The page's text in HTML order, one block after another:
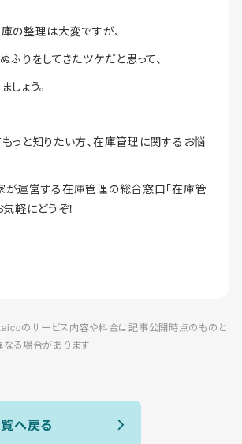
の整理は大変ですが、
ふりをしてきたツケだと思って、
しょう。
っと知りたい方、在庫管理に関するお悩
運営する在庫管理の総合窓口「在庫管
軽にどうぞ！
のサービス内容や料金は記事公開時点のものと
なる場合があります
へ戻る